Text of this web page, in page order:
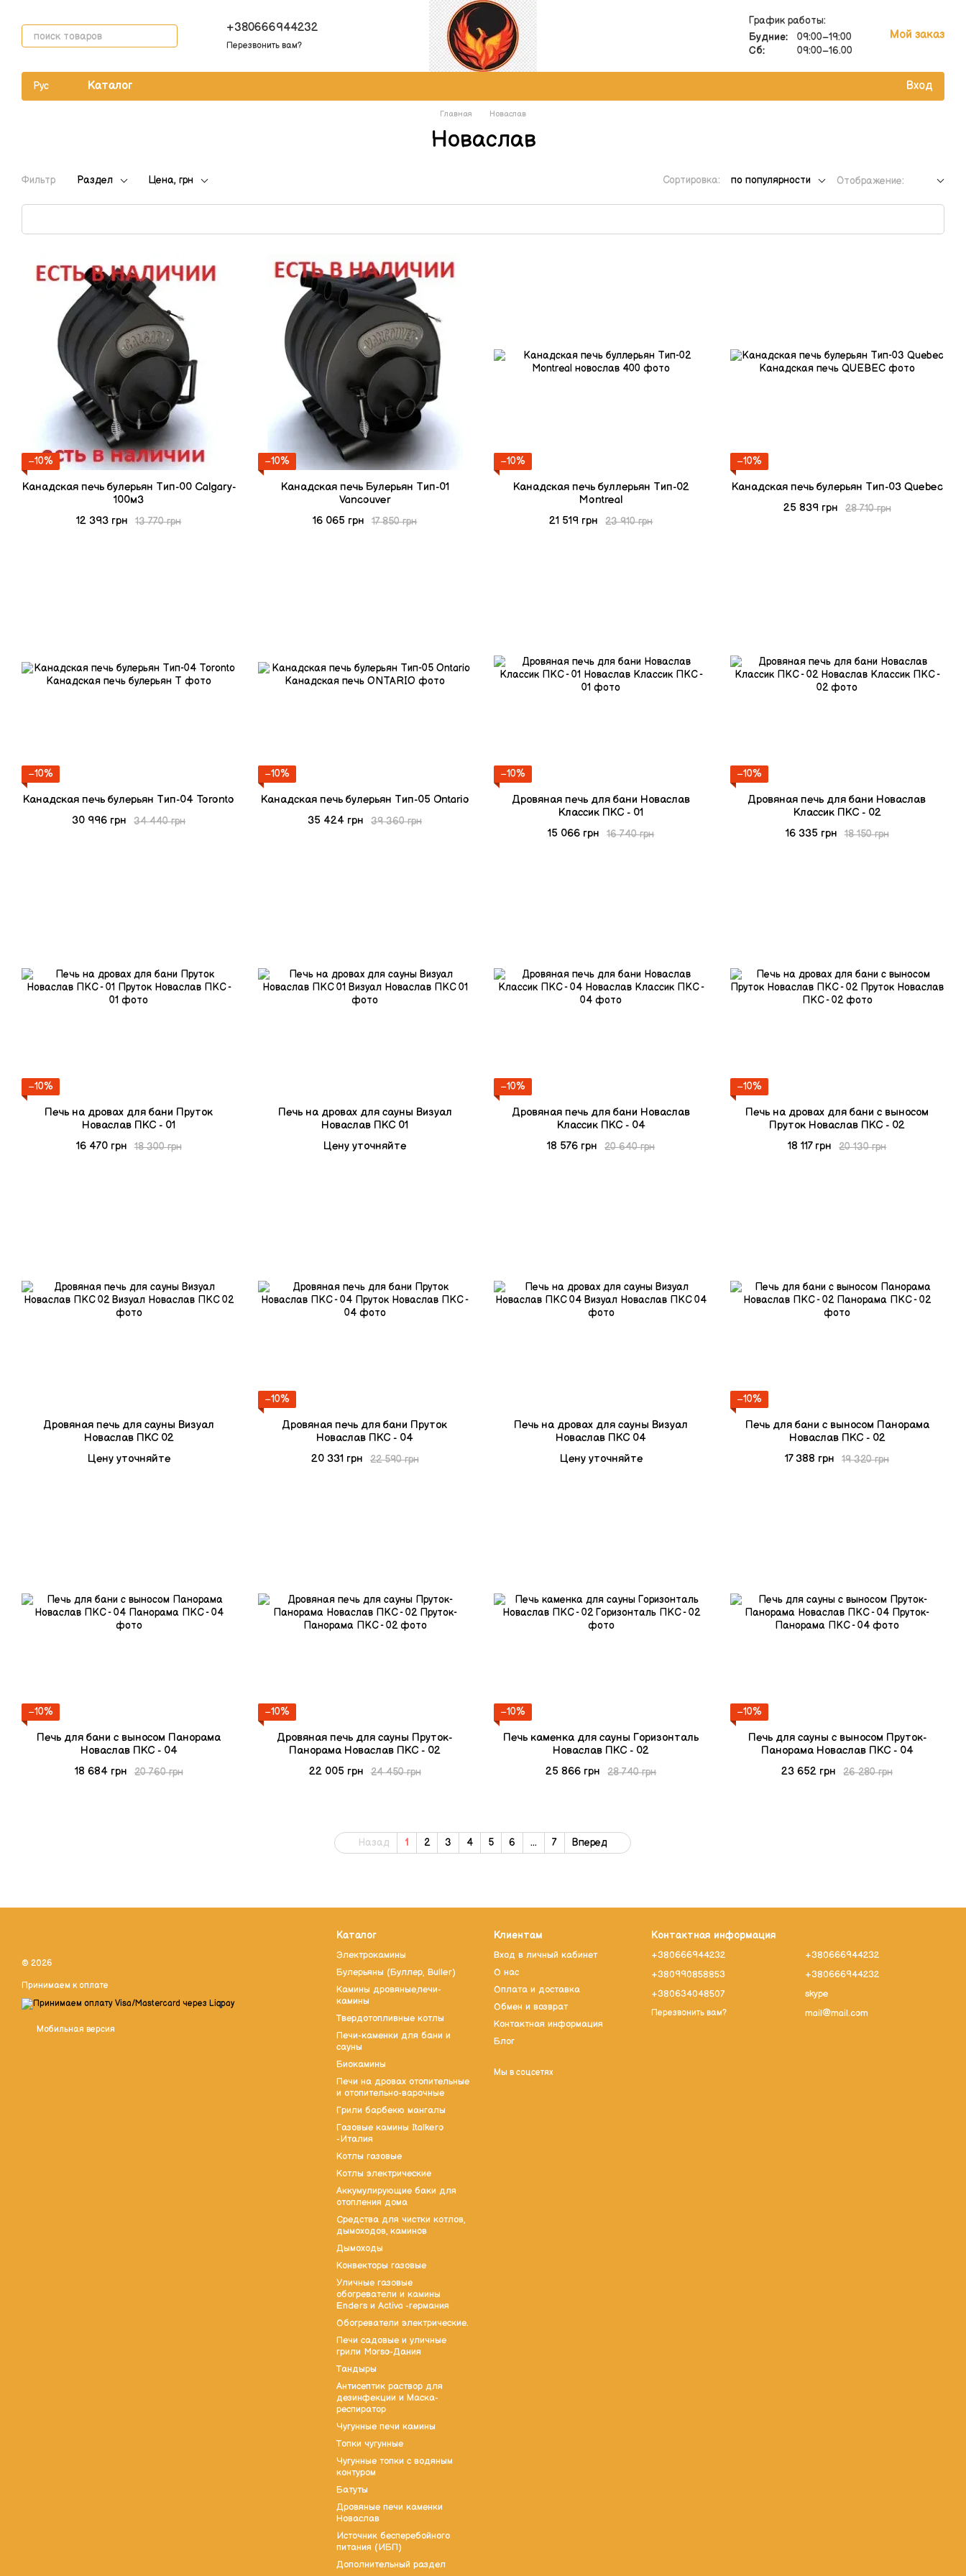
+380666944232
Перезвонить вам?
График работы:
Будние:
09:00–19:00
Сб:
09:00–16.00
Мой заказ
Рус Каталог Вход
Главная Новаслав
Новаслав
Фильтр Раздел Цена, грн Сортировка: по популярности Отображение:
−10%
Канадская печь булерьян Тип-00 Calgary-
100м3
13 770 грн
12 393 грн
−10%
Канадская печь Булерьян Тип-01
Vancouver
17 850 грн
16 065 грн
−10%
Канадская печь буллерьян Тип-02
Montreal
23 910 грн
21 519 грн
−10%
Канадская печь булерьян Тип-03 Quebec
28 710 грн
25 839 грн
−10%
Канадская печь булерьян Тип-04 Toronto
34 440 грн
30 996 грн
−10%
Канадская печь булерьян Тип-05 Ontario
39 360 грн
35 424 грн
−10%
Дровяная печь для бани Новаслав
Классик ПКС - 01
16 740 грн
15 066 грн
−10%
Дровяная печь для бани Новаслав
Классик ПКС - 02
18 150 грн
16 335 грн
−10%
Печь на дровах для бани Пруток
Новаслав ПКС - 01
18 300 грн
16 470 грн
Печь на дровах для сауны Визуал
Новаслав ПКС 01
Цену уточняйте
−10%
Дровяная печь для бани Новаслав
Классик ПКС - 04
20 640 грн
18 576 грн
−10%
Печь на дровах для бани с выносом
Пруток Новаслав ПКС - 02
20 130 грн
18 117 грн
Дровяная печь для сауны Визуал
Новаслав ПКС 02
Цену уточняйте
−10%
Дровяная печь для бани Пруток
Новаслав ПКС - 04
22 590 грн
20 331 грн
Печь на дровах для сауны Визуал
Новаслав ПКС 04
Цену уточняйте
−10%
Печь для бани с выносом Панорама
Новаслав ПКС - 02
19 320 грн
17 388 грн
−10%
Печь для бани с выносом Панорама
Новаслав ПКС - 04
20 760 грн
18 684 грн
−10%
Дровяная печь для сауны Пруток-
Панорама Новаслав ПКС - 02
24 450 грн
22 005 грн
−10%
Печь каменка для сауны Горизонталь
Новаслав ПКС - 02
28 740 грн
25 866 грн
−10%
Печь для сауны с выносом Пруток-
Панорама Новаслав ПКС - 04
26 280 грн
23 652 грн
Назад 1 2 3 4 5 6 ... 7 Вперед
© 2026
Принимаем к оплате
Мобильная версия
Каталог
Электрокамины
Булерьяны (Буллер, Buller)
Камины дровяные,печи-
камины
Твердотопливные котлы
Печи-каменки для бани и
сауны
Биокамины
Печи на дровах отопительные
и отопительно-варочные
Грили барбекю мангалы
Газовые камины Italkero
-Италия
Котлы газовые
Котлы электрические
Аккумулирующие баки для
отопления дома
Средства для чистки котлов,
дымоходов, каминов
Дымоходы
Конвекторы газовые
Уличные газовые
обогреватели и камины
Enders и Activa -германия
Обогреватели электрические.
Печи садовые и уличные
грили Morso-Дания
Тандыры
Антисептик раствор для
дезинфекции и Маска-
респиратор
Чугунные печи камины
Топки чугунные
Чугунные топки с водяным
контуром
Батуты
Дровяные печи каменки
Новаслав
Источник бесперебойного
питания (ИБП)
Дополнительный раздел
Клиентам
Вход в личный кабинет
О нас
Оплата и доставка
Обмен и возврат
Контактная информация
Блог
Мы в соцсетях
Контактная информация
+380666944232
+380990858853
+380634048507
Перезвонить вам?
+380666944232
+380666944232
skype
mail@mail.com